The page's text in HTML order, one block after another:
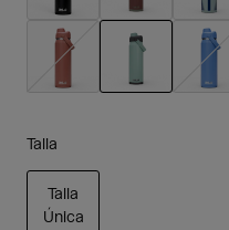
Talla
Talla
Única